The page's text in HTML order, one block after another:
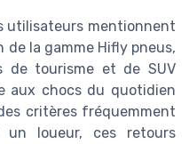
utilisateurs mentionnent
la gamme Hifly pneus,
de tourisme et de SUV
aux chocs du quotidien
critères fréquemment
loueur, ces retours